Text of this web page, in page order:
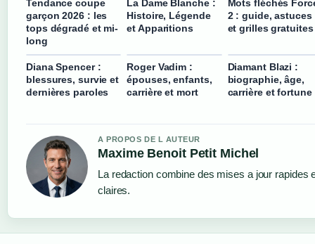
Tendance coupe
garçon 2026 : les
tops dégradé et mi-
long
La Dame Blanche :
Histoire, Légende
et Apparitions
Mots fléchés
2 : guide, astuces
et grilles gratuites
Diana Spencer :
blessures, survie et
dernières paroles
Roger Vadim :
épouses, enfants,
carrière et mort
Diamant Blazi :
biographie, âge,
carrière et fortune
A PROPOS DE L AUTEUR
Maxime Benoit Petit Michel
La redaction combine des mises a jour rapides
claires.